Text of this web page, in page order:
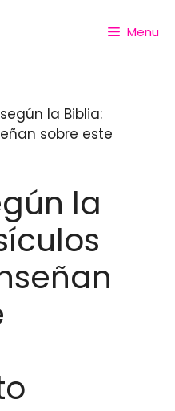
Menu
la Biblia:
sobre este
la